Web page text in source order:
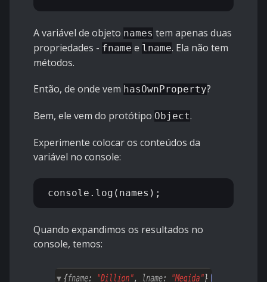
A variável de objeto names tem apenas duas
propriedades - fname e lname. Ela não tem
métodos.
Então, de onde vem hasOwnProperty?
Bem, ele vem do protótipo Object.
Experimente colocar os conteúdos da
variável no console:
Quando expandimos os resultados no
console, temos: